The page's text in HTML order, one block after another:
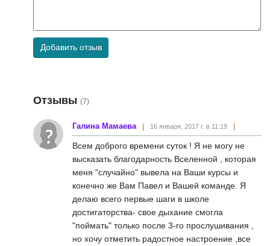
Добавить отзыв
Отзывы (7)
Галина Мамаева 16 января, 2017 г. в 11:19
Всем доброго времени суток ! Я не могу не
высказать благодарность Вселенной , которая
меня "случайно" вывела на Ваши курсы и
конечно же Вам Павел и Вашей команде. Я
делаю всего первые шаги в школе
достигаторства- свое дыхание смогла
"поймать" только после 3-го прослушивания ,
но хочу отметить радостное настроение ,все